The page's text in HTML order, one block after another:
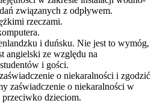
związanych z odpływem.
rzeczami.
i duńsku. Nie jest to wymóg,
angielski ze względu na
i gości.
o niekaralności i zgodzić
zaświadczenie o niekaralności w
przeciwko dzieciom.